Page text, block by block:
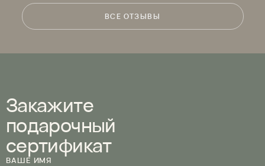
ВСЕ ОТЗЫВЫ
Закажите
подарочный
сертификат
ВАШЕ ИМЯ